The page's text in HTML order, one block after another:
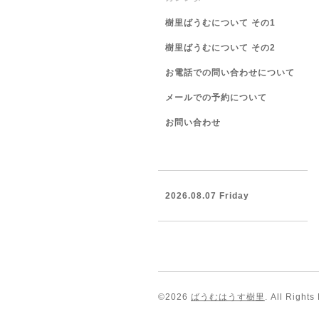
樹里ばうむについて その1
樹里ばうむについて その2
お電話での問い合わせについて
メールでの予約について
お問い合わせ
2026.08.07 Friday
©2026 ばうむはうす樹里 . All Rights